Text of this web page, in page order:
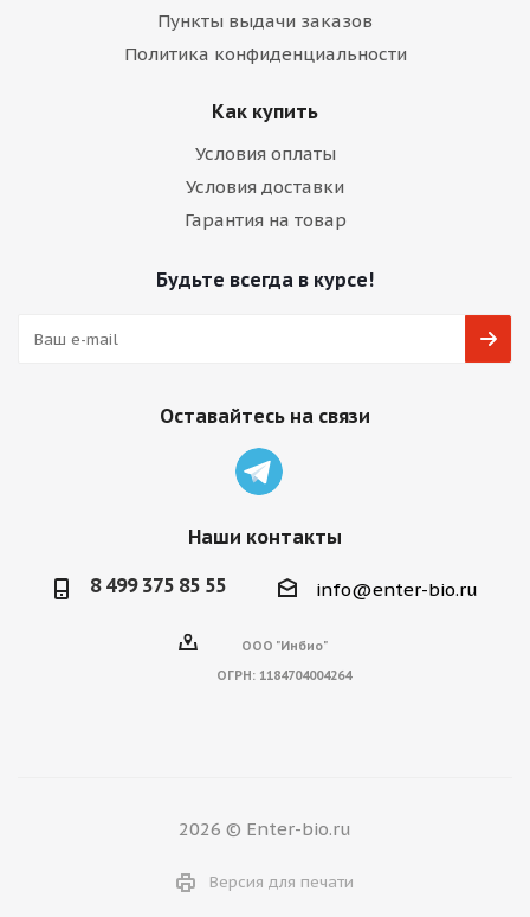
Пункты выдачи заказов
Политика конфиденциальности
Как купить
Условия оплаты
Условия доставки
Гарантия на товар
Будьте всегда в курсе!
Оставайтесь на связи
Наши контакты
8 499 375 85 55 info@enter-bio.ru
ООО "Инбио"
ОГРН: 1184704004264
2026 © Enter-bio.ru
Версия для печати